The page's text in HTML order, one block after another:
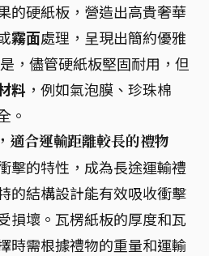
的硬紙板，營造出高貴奢華
霧面處理，呈現出簡約優雅
，儘管硬紙板堅固耐用，但
料 ，例如氣泡膜、珍珠棉
。
適合運輸距離較長的禮物
擊的特性，成為長途運輸禮
的結構設計能有效吸收衝擊
損壞。瓦楞紙板的厚度和瓦
時需根據禮物的重量和運輸